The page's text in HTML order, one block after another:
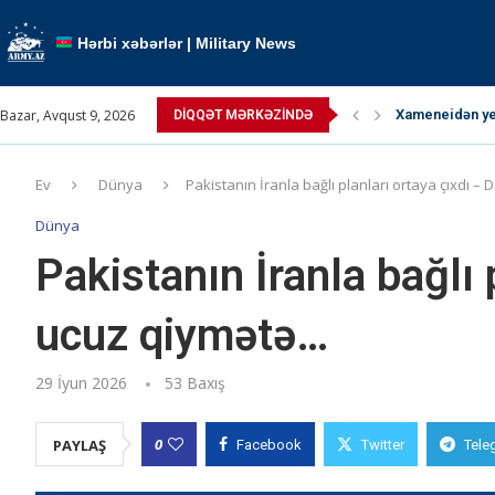
Hərbi xəbərlər | Military News
Bazar, Avqust 9, 2026 DIQQƏT MƏRKƏZINDƏ Xameneidən
TRIPP
Paşinyan
Paşinyan:
Pəhləvi
Ərdoğan
Kallas:
Kremldə
Müctəba
Ev Dünya Pakistanın İranla bağlı planları ortaya çıxdı –
Dünya
Pakistanın İranla bağlı
ucuz qiymətə…
29 İyun 2026 53 Baxış
PAYLAŞ 0 Facebook Twitter